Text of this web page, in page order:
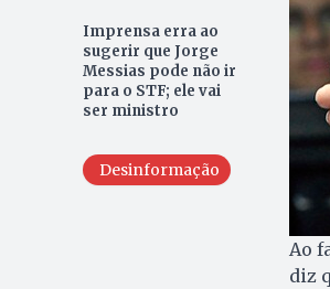
Imprensa erra ao
sugerir que Jorge
Messias pode não ir
para o STF; ele vai
ser ministro
Desinformação
Ao
diz